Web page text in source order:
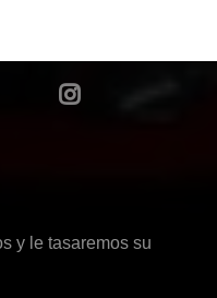
y le tasaremos su